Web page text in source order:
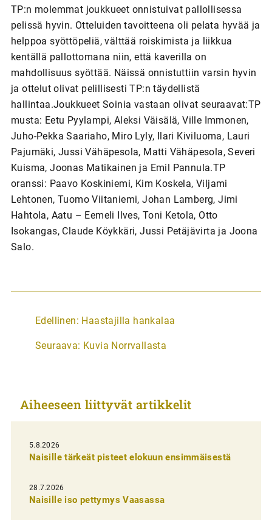
TP:n molemmat joukkueet onnistuivat pallollisessa
pelissä hyvin. Otteluiden tavoitteena oli pelata hyvää ja
helppoa syöttöpeliä, välttää roiskimista ja liikkua
kentällä pallottomana niin, että kaverilla on
mahdollisuus syöttää. Näissä onnistuttiin varsin hyvin
ja ottelut olivat pelillisesti TP:n täydellistä
hallintaa.Joukkueet Soinia vastaan olivat seuraavat:TP
musta: Eetu Pyylampi, Aleksi Väisälä, Ville Immonen,
Juho-Pekka Saariaho, Miro Lyly, Ilari Kiviluoma, Lauri
Pajumäki, Jussi Vähäpesola, Matti Vähäpesola, Severi
Kuisma, Joonas Matikainen ja Emil Pannula.TP
oranssi: Paavo Koskiniemi, Kim Koskela, Viljami
Lehtonen, Tuomo Viitaniemi, Johan Lamberg, Jimi
Hahtola, Aatu – Eemeli Ilves, Toni Ketola, Otto
Isokangas, Claude Köykkäri, Jussi Petäjävirta ja Joona
Salo.
A
t
k
e
l
i
e
n
Edellinen: Haastajilla hankalaa
Seuraava: Kuvia Norrvallasta
Aiheeseen liittyvät artikkelit
5.8.2026
Naisille tärkeät pisteet elokuun ensimmäisestä
28.7.2026
Naisille iso pettymys Vaasassa